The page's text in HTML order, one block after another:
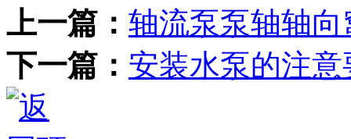
上一篇： 轴流泵泵轴轴
下一篇： 安装水泵的注意